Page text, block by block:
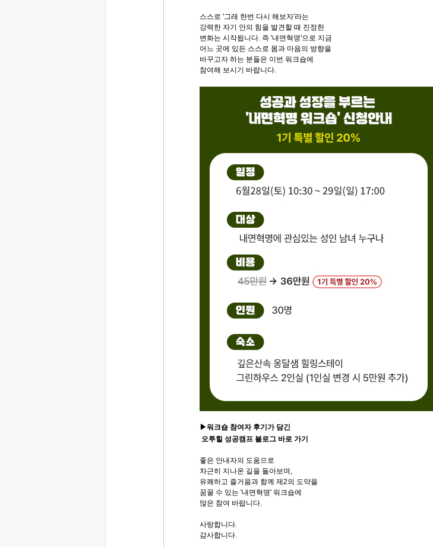
스스로 '그래 한번 다시 해보자'라는
강력한 자기 안의 힘을 발견할 때 진정한
변화는 시작됩니다. 즉 '내면혁명'으로 지금
어느 곳에 있든 스스로 몸과 마음의 방향을
바꾸고자 하는 분들은 이번 워크숍에
참여해 보시기 바랍니다.
▶워크숍 참여자 후기가 담긴
오투힐 성공캠프 블로그 바로 가기
좋은 안내자의 도움으로
차근히 지나온 길을 돌아보며,
유쾌하고 즐거움과 함께 제2의 도약을
꿈꿀 수 있는 '내면혁명' 워크숍에
많은 참여 바랍니다.
사랑합니다.
감사합니다.